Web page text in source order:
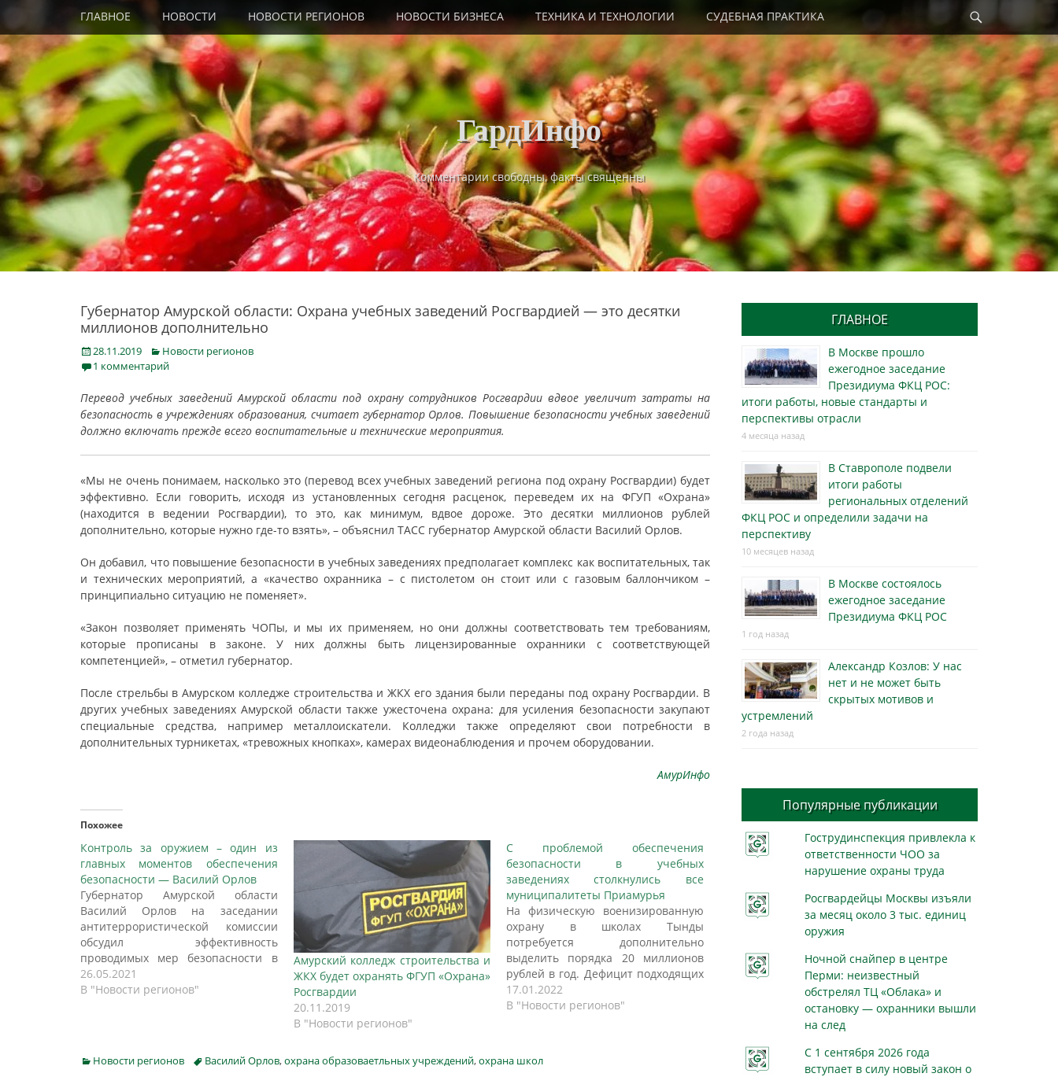
content
Primary Menu
ГЛАВНОЕ НОВОСТИ НОВОСТИ РЕГИОНОВ НОВОСТИ БИЗНЕСА ТЕХНИКА И ТЕХНОЛОГИИ СУДЕБНАЯ ПРАКТИКА
ГардИнфо
Комментарии свободны, факты священны
Губернатор Амурской области: Охрана учебных заведений Росгвардией — это десятки
миллионов дополнительно
Posted
on
28.11.2019 Categories
Новости регионов
1 комментарий
Перевод учебных заведений Амурской области под охрану сотрудников Росгвардии вдвое увеличит затраты на
безопасность в учреждениях образования, считает губернатор Орлов. Повышение безопасности учебных заведений
должно включать прежде всего воспитательные и технические мероприятия.
«Мы не очень понимаем, насколько это (перевод всех учебных заведений региона под охрану Росгвардии) будет
эффективно. Если говорить, исходя из установленных сегодня расценок, переведем их на ФГУП «Охрана»
(находится в ведении Росгвардии), то это, как минимум, вдвое дороже. Это десятки миллионов рублей
дополнительно, которые нужно где-то взять», – объяснил ТАСС губернатор Амурской области Василий Орлов.
Он добавил, что повышение безопасности в учебных заведениях предполагает комплекс как воспитательных, так
и технических мероприятий, а «качество охранника – с пистолетом он стоит или с газовым баллончиком –
принципиально ситуацию не поменяет».
«Закон позволяет применять ЧОПы, и мы их применяем, но они должны соответствовать тем требованиям,
которые прописаны в законе. У них должны быть лицензированные охранники с соответствующей
компетенцией», – отметил губернатор.
После стрельбы в Амурском колледже строительства и ЖКХ его здания были переданы под охрану Росгвардии. В
других учебных заведениях Амурской области также ужесточена охрана: для усиления безопасности закупают
специальные средства, например металлоискатели. Колледжи также определяют свои потребности в
дополнительных турникетах, «тревожных кнопках», камерах видеонаблюдения и прочем оборудовании.
АмурИнфо
Похожее
Контроль за оружием – один из
главных моментов обеспечения
безопасности — Василий Орлов
Губернатор Амурской области
Василий Орлов на заседании
антитеррористической комиссии
обсудил эффективность
проводимых мер безопасности в
образовательных учреждениях
области, сообщают ВЕСТИ. На
учебных заведений. Они входят в
26.05.2021
В "Новости регионов"
Амурский колледж строительства и
ЖКХ будет охранять ФГУП «Охрана»
Росгвардии
20.11.2019
В "Новости регионов"
С проблемой обеспечения
безопасности в учебных
заведениях столкнулись все
муниципалитеты Приамурья
На физическую военизированную
охрану в школах Тынды
потребуется дополнительно
выделить порядка 20 миллионов
рублей в год. Дефицит подходящих
охранных организаций и
недоукомлектованность состава
еженедельном отчете, пишет АСН.
17.01.2022
В "Новости регионов"
Categories
Новости регионов TagsВасилий Орлов,охрана образоваетльных учреждений,охрана школ
ГЛАВНОЕ
В Москве прошло
ежегодное заседание
Президиума ФКЦ РОС:
итоги работы, новые стандарты и
перспективы отрасли
4 месяца назад
В Ставрополе подвели
итоги работы
региональных отделений
ФКЦ РОС и определили задачи на
перспективу
10 месяцев назад
В Москве состоялось
ежегодное заседание
Президиума ФКЦ РОС
1 год назад
Александр Козлов: У нас
нет и не может быть
скрытых мотивов и
устремлений
2 года назад
Популярные публикации
Гострудинспекция привлекла к
ответственности ЧОО за
нарушение охраны труда
Росгвардейцы Москвы изъяли
за месяц около 3 тыс. единиц
оружия
Ночной снайпер в центре
Перми: неизвестный
обстрелял ТЦ «Облака» и
остановку — охранники вышли
на след
С 1 сентября 2026 года
вступает в силу новый закон о